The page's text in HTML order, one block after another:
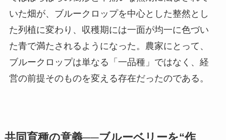
いた畑が、ブルークロップを中心とした整然とし
た列植に変わり、収穫期には一面が均一に色づい
た青で満たされるようになった。農家にとって、
ブルークロップは単なる「一品種」ではなく、経
営の前提そのものを変える存在だったのである。
共同育種の意義──ブルーベリーを“作